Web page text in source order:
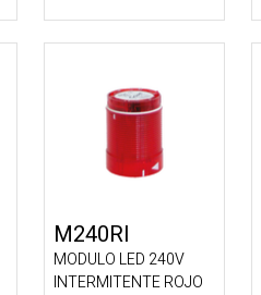
M240RI
MODULO LED 240V
INTERMITENTE ROJO